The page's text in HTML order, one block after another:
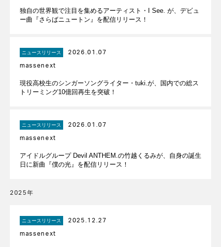
独自の世界観で注目を集めるアーティスト・I See. が、デビュ
ー曲『さらばニュートン』を配信リリース！
ニュースリリース
2026.01.07
massenext
現役高校生のシンガーソングライター・tuki.が、国内での総ス
トリーミング10億回再生を突破！
ニュースリリース
2026.01.07
massenext
アイドルグループ Devil ANTHEM.の竹越くるみが、自身の誕生
日に新曲『僕の光』を配信リリース！
2025年
ニュースリリース
2025.12.27
massenext